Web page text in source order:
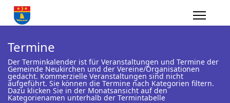
Termine
Der Terminkalender ist für Veranstaltungen und Termine der
Gemeinde Neukirchen und der Vereine/Organisationen
gedacht. Kommerzielle Veranstaltungen sind nicht
aufgeführt. Sie können die Termine nach Kategorien filtern.
Dazu klicken Sie in der Monatsansicht auf den
Kategorienamen unterhalb der Termintabelle